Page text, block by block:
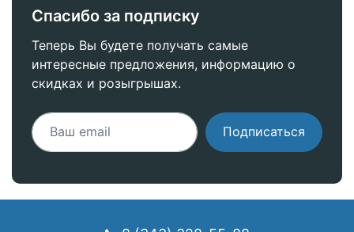
Спасибо за подписку
Теперь Вы будете получать самые
интересные предложения, информацию о
скидках и розыгрышах.
Подписаться